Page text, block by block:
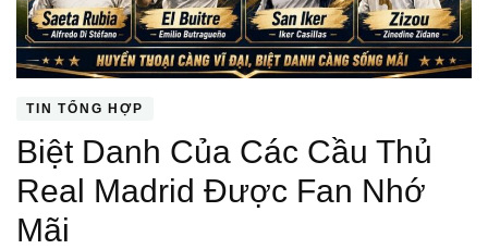
TIN TỔNG HỢP
Biệt Danh Của Các Cầu Thủ
Real Madrid Được Fan Nhớ
Mãi